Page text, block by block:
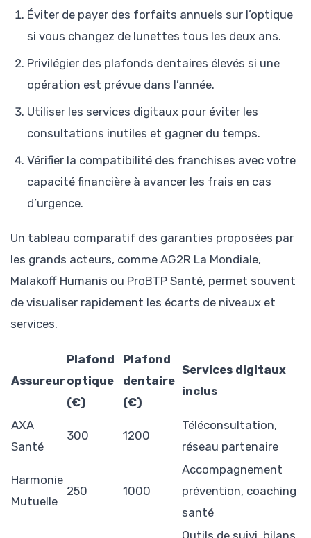
Éviter de payer des forfaits annuels sur l’optique
si vous changez de lunettes tous les deux ans.
Privilégier des plafonds dentaires élevés si une
opération est prévue dans l’année.
Utiliser les services digitaux pour éviter les
consultations inutiles et gagner du temps.
Vérifier la compatibilité des franchises avec votre
capacité financière à avancer les frais en cas
d’urgence.
Un tableau comparatif des garanties proposées par
les grands acteurs, comme AG2R La Mondiale,
Malakoff Humanis ou ProBTP Santé, permet souvent
de visualiser rapidement les écarts de niveaux et
services.
Assureur
Plafond
optique
(€)
Plafond
dentaire
(€)
Services digitaux
inclus
AXA
Santé
300 1200
Téléconsultation,
réseau partenaire
Harmonie
Mutuelle
250 1000
Accompagnement
prévention, coaching
santé